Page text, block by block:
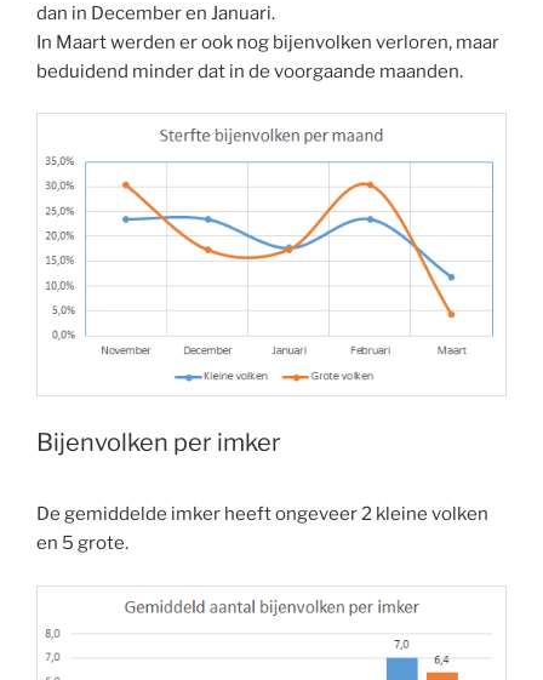
dan in December en Januari.
In Maart werden er ook nog bijenvolken verloren, maar
beduidend minder dat in de voorgaande maanden.
Bijenvolken per imker
De gemiddelde imker heeft ongeveer 2 kleine volken
en 5 grote.